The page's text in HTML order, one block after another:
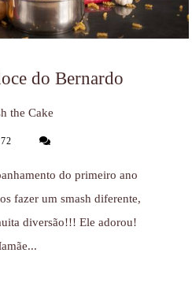
do Bernardo
the Cake
do primeiro ano
fazer um smash diferente,
diversão!!! Ele adorou!